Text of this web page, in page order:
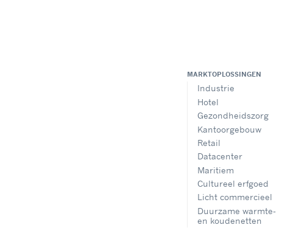
MARKTOPLOSSINGEN
Industrie
Hotel
Gezondheidszorg
Kantoorgebouw
Retail
Datacenter
Maritiem
Cultureel erfgoed
Licht commercieel
Duurzame warmte-
en koudenetten